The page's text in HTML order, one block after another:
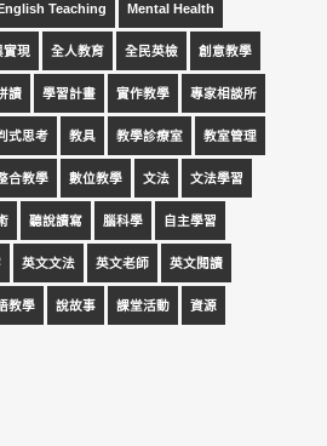
English Teaching Mental Health
實現 全人教育 全民英檢 創意教學
讀 學習計畫 實作教學 專家相談所
式思考 教具 教學診療室 教室管理
合教學 數位教學 文法 文法學習
聽說讀寫 腦科學 自主學習
英文文法 英文老師 英文閱讀
教學 說故事 課堂活動 資源